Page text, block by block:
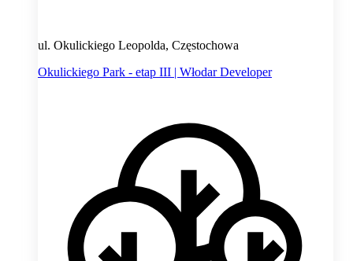
ul. Okulickiego Leopolda, Częstochowa
Okulickiego Park - etap III | Włodar Developer